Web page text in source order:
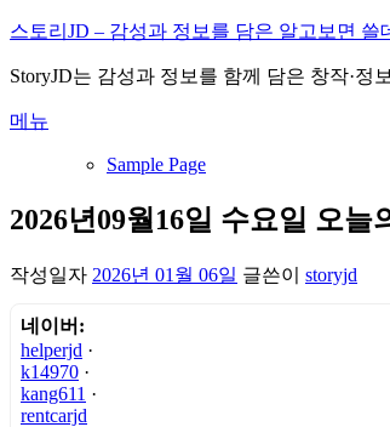
내
으
바
기
스토리JD – 감성과 정보를 담은 알고보면 쓸
StoryJD는 감성과 정보를 함께 담은 창작·
메뉴
Sample Page
2026년09월16일 수요일 오
작성일자 2026년 01월 06일 글쓴이 storyjd
네이버:
helperjd ·
k14970 ·
kang611 ·
rentcarjd